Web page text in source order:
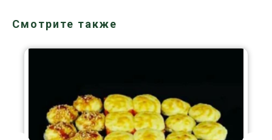
Смотрите также